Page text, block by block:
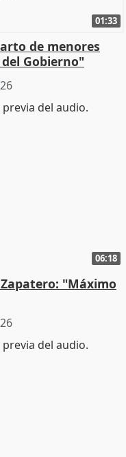
01:33
de menores
Gobierno"
06:18
"Máximo